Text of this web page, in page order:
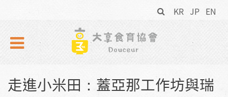
KR JP EN
搜
尋
表
走進小米田：蓋亞那工作坊與瑞